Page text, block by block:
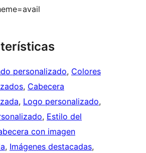
personalizado, Colores
, Cabecera
, Logo personalizado
, Estilo del
con imagen
, Imágenes destacadas